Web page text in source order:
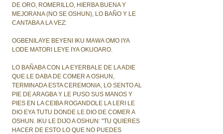
DE ORO, ROMERILLO, HIERBA BUENA Y
MEJORANA (NO SE OSHUN), LO BAÑO Y LE
CANTABA A LA VEZ:
OGBENILAYE BEYENI IKU MAWA OMO IYA
LODE MATORI LEYE IYA OKUOARO.
LO BAÑABA CON LA EYERBALE DE LA ADIE
QUE LE DABA DE COMER A OSHUN,
TERMINADA ESTA CEREMONIA, LO SENTO AL
PIE DE ARAGBA Y LE PUSO SUS MANOS Y
PIES EN LA CEIBA ROGANDOLE LA LERI LE
DIO EYA TUTU DONDE LE DIO DE COMER A
OSHUN. IKU LE DIJO A OSHUN: ''TU QUIERES
HACER DE ESTO LO QUE NO PUEDES